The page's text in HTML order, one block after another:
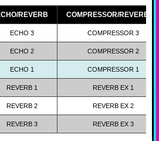
REVERB COMPRESSOR/REVERB
ECHO 3 COMPRESSOR 3
ECHO 2 COMPRESSOR 2
ECHO 1 COMPRESSOR 1
REVERB 1 REVERB EX 1
REVERB 2 REVERB EX 2
REVERB 3 REVERB EX 3